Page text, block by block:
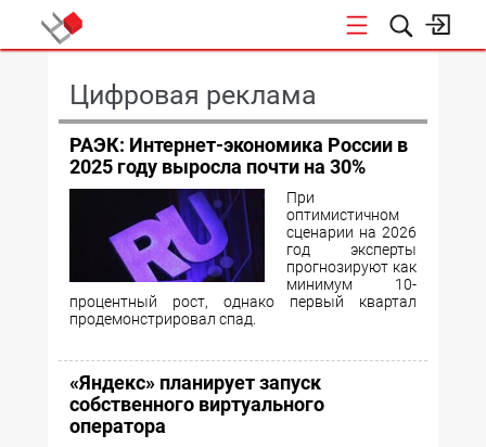
Цифровая реклама
РАЭК: Интернет-экономика России в
2025 году выросла почти на 30%
При
оптимистичном
сценарии на 2026
год эксперты
прогнозируют как
минимум 10-
процентный рост, однако первый квартал
продемонстрировал спад.
«Яндекс» планирует запуск
собственного виртуального
оператора